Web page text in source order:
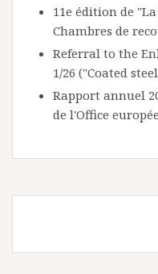
11e édition de
Chambres de
Referral to the
1/26 ("Coated
Rapport annuel
de l'Office